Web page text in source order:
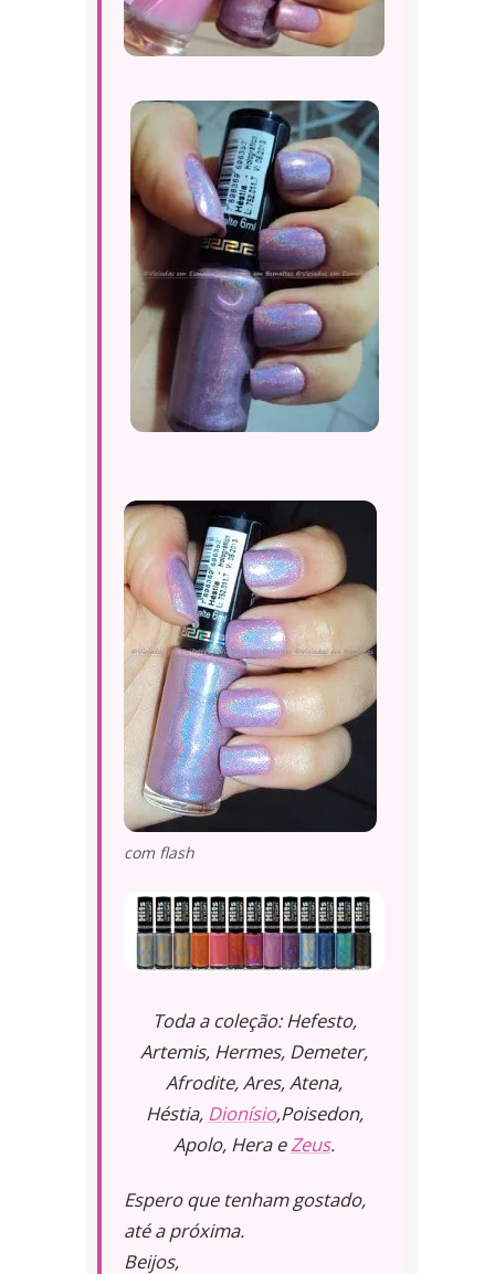
com flash
Toda a coleção: Hefesto,
Artemis, Hermes, Demeter,
Afrodite, Ares, Atena,
Héstia, Dionísio,Poisedon,
Apolo, Hera eZeus.
Espero que tenham gostado,
até a próxima.
Beijos,